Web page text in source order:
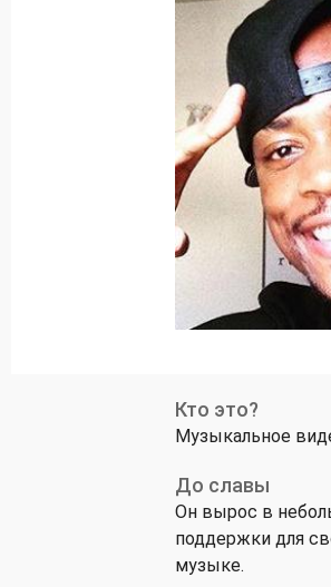
Кто это?
Музыкальное
До славы
Он вырос в
поддержки для
музыке.